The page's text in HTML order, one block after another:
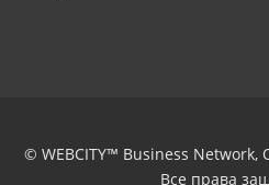
© WEBCITY™ Business
Все права